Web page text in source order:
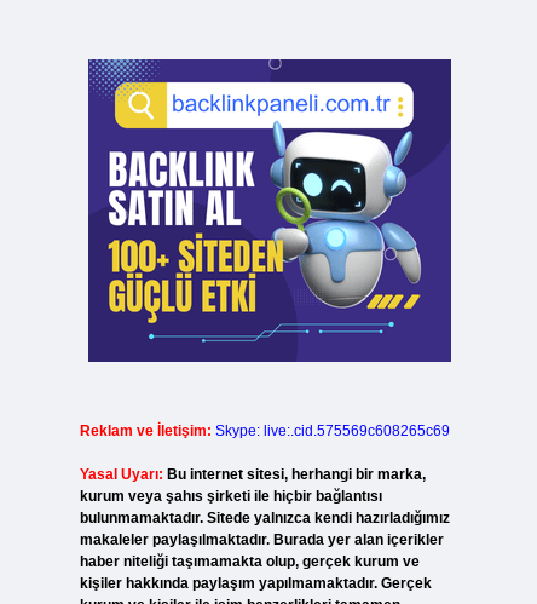
Reklam ve İletişim: Skype: live:.cid.575569c608265c69
Yasal Uyarı: Bu internet sitesi, herhangi bir marka,
kurum veya şahıs şirketi ile hiçbir bağlantısı
bulunmamaktadır. Sitede yalnızca kendi hazırladığımız
makaleler paylaşılmaktadır. Burada yer alan içerikler
haber niteliği taşımamakta olup, gerçek kurum ve
kişiler hakkında paylaşım yapılmamaktadır. Gerçek